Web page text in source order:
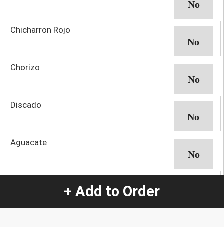
Chicharron Rojo
Chorizo
Discado
Aguacate
+ Add to Order